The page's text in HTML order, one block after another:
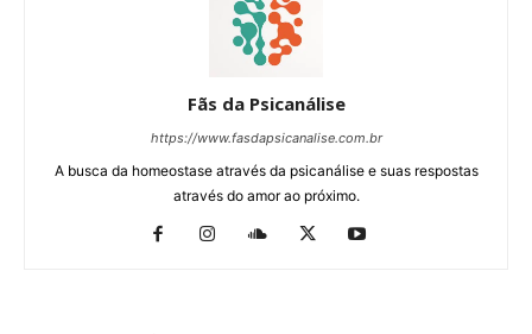
Fãs da Psicanálise
https://www.fasdapsicanalise.com.br
A busca da homeostase através da psicanálise e suas respostas
através do amor ao próximo.